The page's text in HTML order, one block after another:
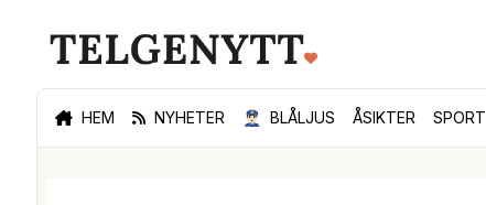
HEM NYHETER 👮🏻‍♂️ BLÅLJUS ÅSIKTER SPORT